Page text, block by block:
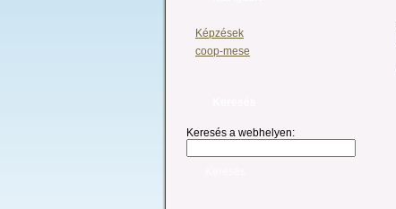
Képzések
coop-mese
Keresés a webhelyen: